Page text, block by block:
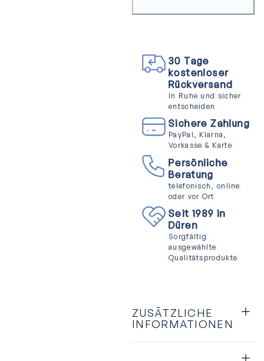
30 Tage
kostenloser
Rückversand
In Ruhe und sicher
entscheiden
Sichere Zahlung
PayPal, Klarna,
Vorkasse & Karte
Persönliche
Beratung
telefonisch, online
oder vor Ort
Seit 1989 in
Düren
Sorgfältig
ausgewählte
Qualitätsprodukte
ZUSÄTZLICHE
INFORMATIONEN